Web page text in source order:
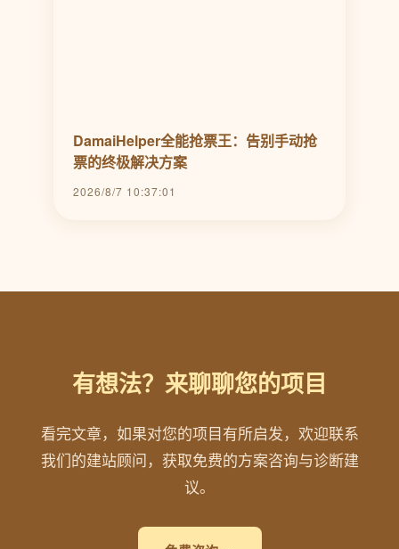
DamaiHelper全能抢票王：告别手动抢
票的终极解决方案
2026/8/7 10:37:01
有想法？来聊聊您的项目
看完文章，如果对您的项目有所启发，欢迎联系
我们的建站顾问，获取免费的方案咨询与诊断建
议。